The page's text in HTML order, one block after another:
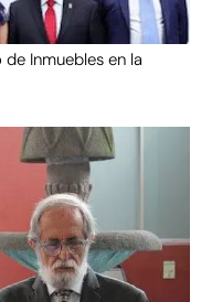
Inmuebles en la